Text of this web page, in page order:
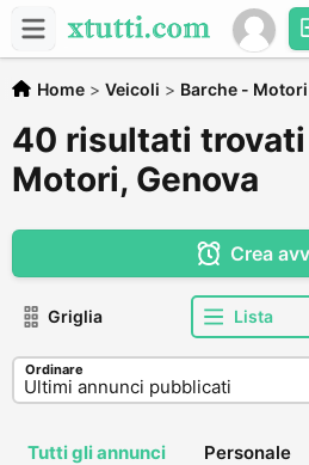
Home > Veicoli > Barche - Motori
40 risultati trovati
Motori, Genova
Crea
Griglia Lista
Ordinare
Tutti gli annunci Personale